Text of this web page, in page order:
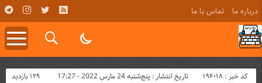
درباره ما تماس با ما
تاریخ انتشار : پنج‌شنبه 24 مارس 2022 - 17:27 129 بازدید کد خبر : 196018